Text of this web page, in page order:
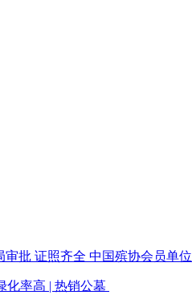
审批 证照齐全 中国殡协会员单位
化率高 | 热销公墓